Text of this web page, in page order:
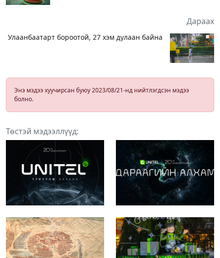
Дараах
Улаанбаатарт бороотой, 27 хэм дулаан байна
Энэ мэдээ хуучирсан буюу 2023/08/21-нд нийтлэгдсэн мэдээ
болно.
Төстэй мэдээллүүд: